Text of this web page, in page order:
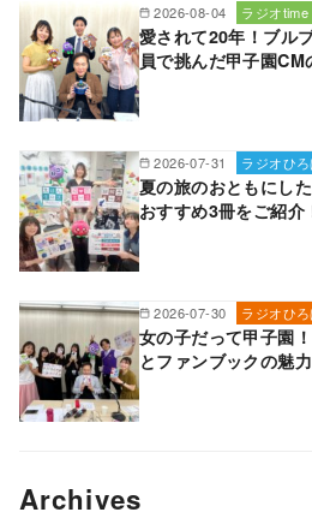
2026-08-04 ラジオtime
愛されて20年！ブル
員で挑んだ甲子園CM
2026-07-31 ラジオひ
夏の旅のおともにし
おすすめ3冊をご紹介
2026-07-30 ラジオひ
女の子だって甲子園
とファンブックの魅
Archives